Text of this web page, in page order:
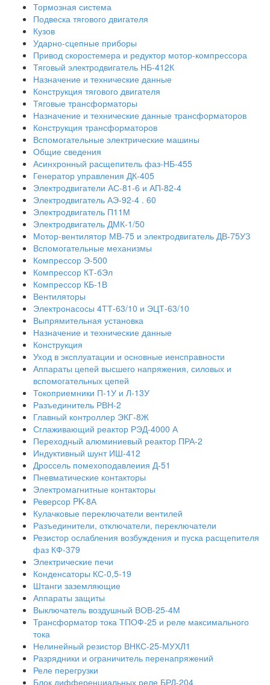
Тормозная система
Подвеска тягового двигателя
Кузов
Ударно-сцепные приборы
Привод скоростемера и редуктор мотор-компрессора
Тяговый электродвигатель НБ-412К
Назначение и технические данные
Конструкция тягового двигателя
Тяговые трансформаторы
Назначение и технические данные трансформаторов
Конструкция трансформаторов
Вспомогательные электрические машины
Общие сведения
Асинхронный расщепитель фаз-НБ-455
Генератор управления ДК-405
Электродвигатели АС-81-6 и АП-82-4
Электродвигатель АЭ-92-4 . 60
Электродвигатель П11М
Электродвигатель ДМК-1/50
Мотор-вентилятор МВ-75 и электродвигатель ДВ-75УЗ
Вспомогательные механизмы
Компрессор Э-500
Компрессор КТ-бЭл
Компрессор КБ-1В
Вентиляторы
Электронасосы 4ТТ-63/10 и ЭЦТ-63/10
Выпрямительная установка
Назначение и технические данные
Конструкция
Уход в эксплуатации и основные иенсправности
Аппараты цепей высшего напряжения, силовых и
вспомогательных цепей
Токоприемники П-1У и Л-13У
Разъединитель РВН-2
Главный контроллер ЭКГ-8Ж
Сглаживающий реактор РЭД-4000 А
Переходный алюминиевый реактор ПРА-2
Индуктивный шунт ИШ-412
Дроссель помехоподавлеиия Д-51
Пневматические контакторы
Электромагнитные контакторы
Реверсор PK-8А
Кулачковые переключатели вентилей
Разъединители, отключатели, переключатели
Резистор ослабления возбуждения и пуска расщепителя
фаз КФ-379
Электрические печи
Конденсаторы КС-0,5-19
Штанги заземляющие
Аппараты защиты
Выключатель воздушный ВОВ-25-4М
Трансформатор тока ТПОФ-25 и реле максимального
тока
Нелинейный резистор ВНКС-25-МУХЛ1
Разрядники и ограничитель перенапряжений
Реле перегрузки
Блок дифференциальных реле БРД-204